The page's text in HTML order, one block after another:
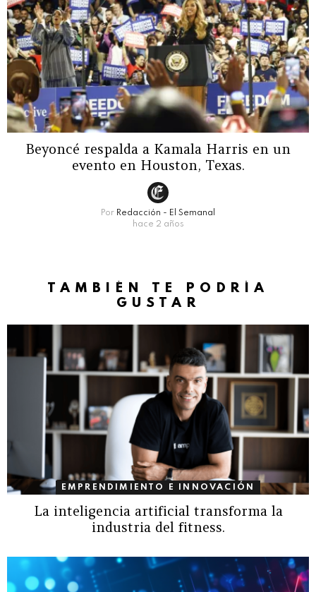
Beyoncé respalda a Kamala Harris en un
evento en Houston, Texas.
Por Redacción - El Semanal
hace 2 años
TAMBIÉN TE PODRÍA
GUSTAR
EMPRENDIMIENTO E INNOVACIÓN
La inteligencia artificial transforma la
industria del fitness.